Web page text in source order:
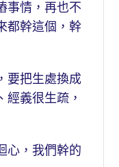
事情，再也不
都幹這個，幹
要把生處換成
義很生疏，
心，我們幹的